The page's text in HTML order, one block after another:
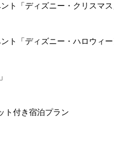
ト「ディズニー・クリスマ
ト「ディズニー・ハロウィ
ト付き宿泊プラン